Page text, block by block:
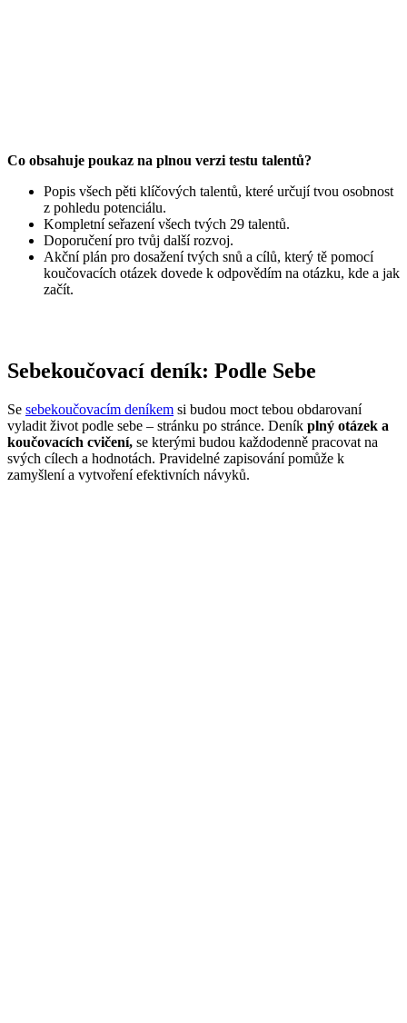
Co obsahuje poukaz na plnou verzi testu talentů?
Popis všech pěti klíčových talentů, které určují tvou osobnost
z pohledu potenciálu.
Kompletní seřazení všech tvých 29 talentů.
Doporučení pro tvůj další rozvoj.
Akční plán pro dosažení tvých snů a cílů, který tě pomocí
koučovacích otázek dovede k odpovědím na otázku, kde a jak
začít.
Sebekoučovací deník: Podle Sebe
Se sebekoučovacím deníkem si budou moct tebou obdarovaní
vyladit život podle sebe – stránku po stránce. Deník plný otázek a
koučovacích cvičení, se kterými budou každodenně pracovat na
svých cílech a hodnotách. Pravidelné zapisování pomůže k
zamyšlení a vytvoření efektivních návyků.